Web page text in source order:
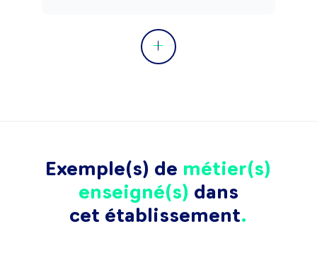
Exemple(s) de métier(s)
enseigné(s) dans
cet établissement